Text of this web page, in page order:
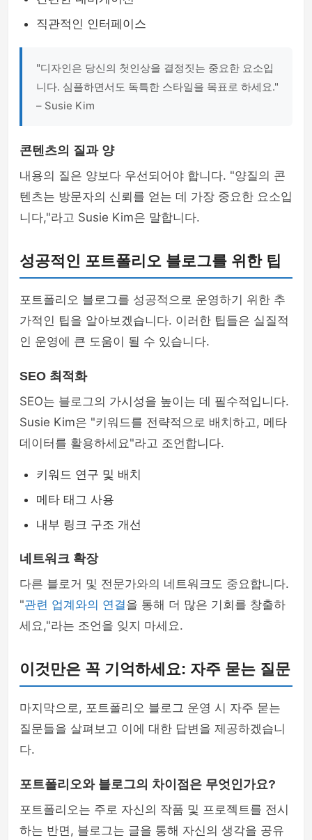
직관적인 인터페이스
"디자인은 당신의 첫인상을 결정짓는 중요한 요소입
니다. 심플하면서도 독특한 스타일을 목표로 하세요."
– Susie Kim
콘텐츠의 질과 양
내용의 질은 양보다 우선되어야 합니다. "양질의 콘
텐츠는 방문자의 신뢰를 얻는 데 가장 중요한 요소입
니다,"라고 Susie Kim은 말합니다.
성공적인 포트폴리오 블로그를 위한 팁
포트폴리오 블로그를 성공적으로 운영하기 위한 추
가적인 팁을 알아보겠습니다. 이러한 팁들은 실질적
인 운영에 큰 도움이 될 수 있습니다.
SEO 최적화
SEO는 블로그의 가시성을 높이는 데 필수적입니다.
Susie Kim은 "키워드를 전략적으로 배치하고, 메타
데이터를 활용하세요"라고 조언합니다.
키워드 연구 및 배치
메타 태그 사용
내부 링크 구조 개선
네트워크 확장
다른 블로거 및 전문가와의 네트워크도 중요합니다.
"관련 업계와의 연결 을 통해 더 많은 기회를 창출하
세요,"라는 조언을 잊지 마세요.
이것만은 꼭 기억하세요: 자주 묻는 질문
마지막으로, 포트폴리오 블로그 운영 시 자주 묻는
질문들을 살펴보고 이에 대한 답변을 제공하겠습니
다.
포트폴리오와 블로그의 차이점은 무엇인가요?
포트폴리오는 주로 자신의 작품 및 프로젝트를 전시
하는 반면, 블로그는 글을 통해 자신의 생각을 공유